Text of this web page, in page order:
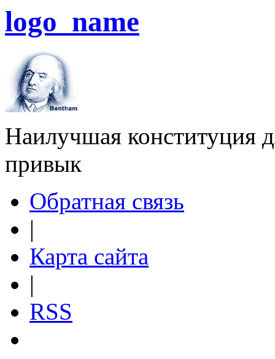
logo_name
Наилучшая конституция
привык
Обратная связь
|
Карта сайта
|
RSS